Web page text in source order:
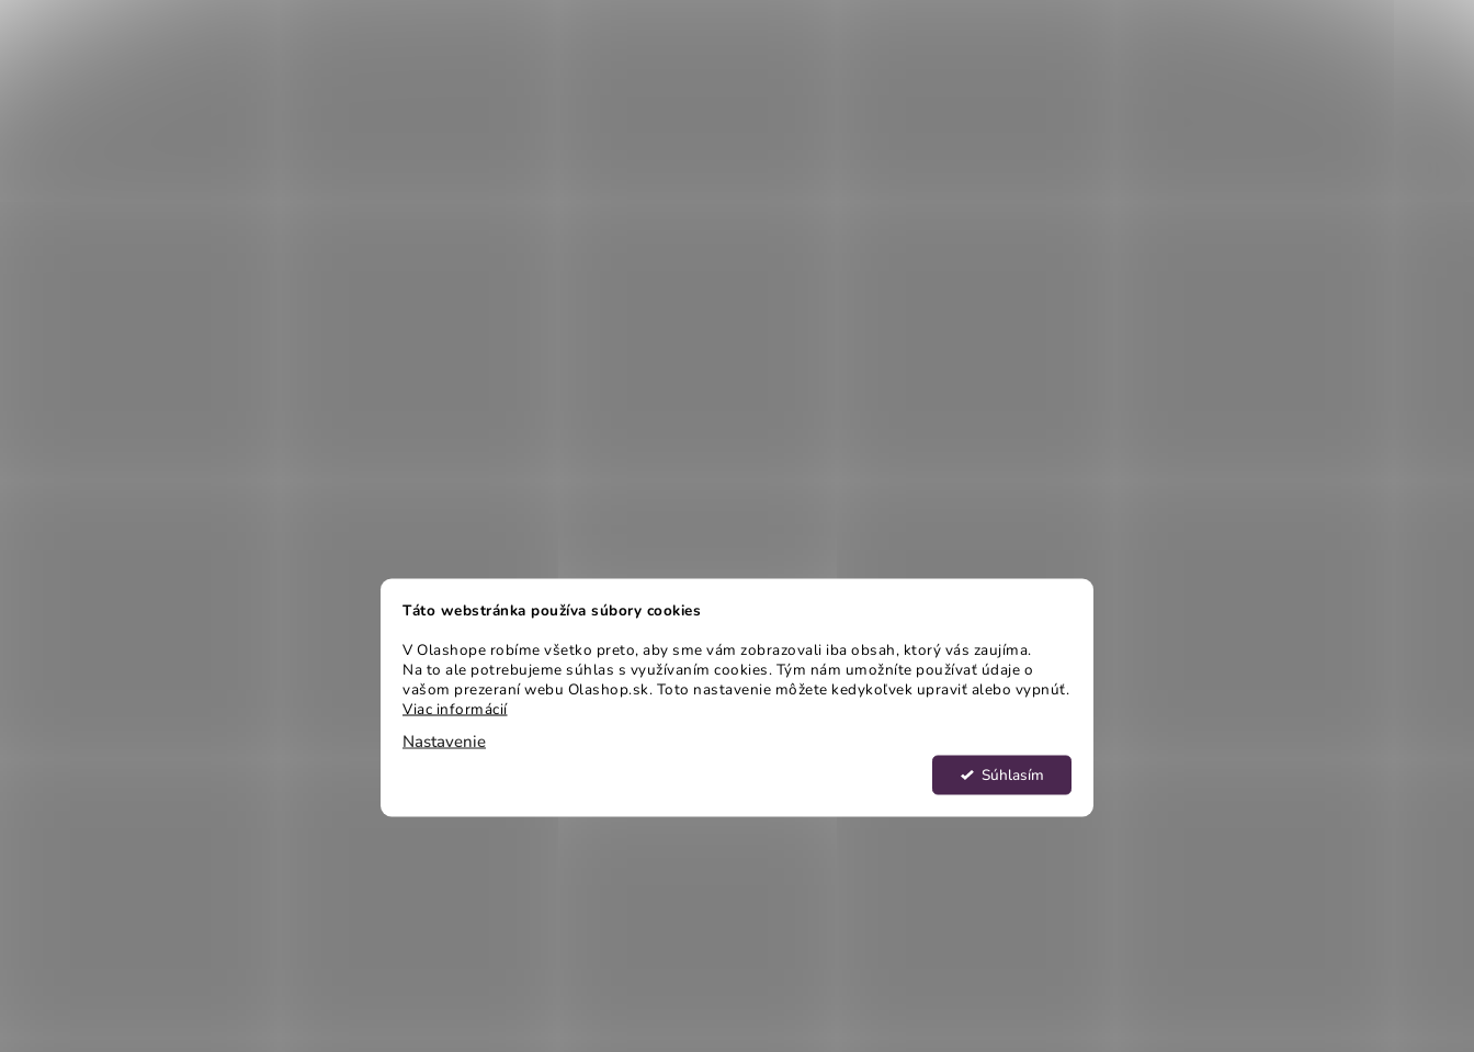
Táto webstránka používa súbory cookies
V Olashope robíme všetko preto, aby sme vám zobrazovali iba obsah, ktorý vás zaujíma.
Na to ale potrebujeme súhlas s využívaním cookies. Tým nám umožníte používať údaje o
vašom prezeraní webu Olashop.sk. Toto nastavenie môžete kedykoľvek upraviť alebo vypnúť.
Viac informácií
Nastavenie
Súhlasím